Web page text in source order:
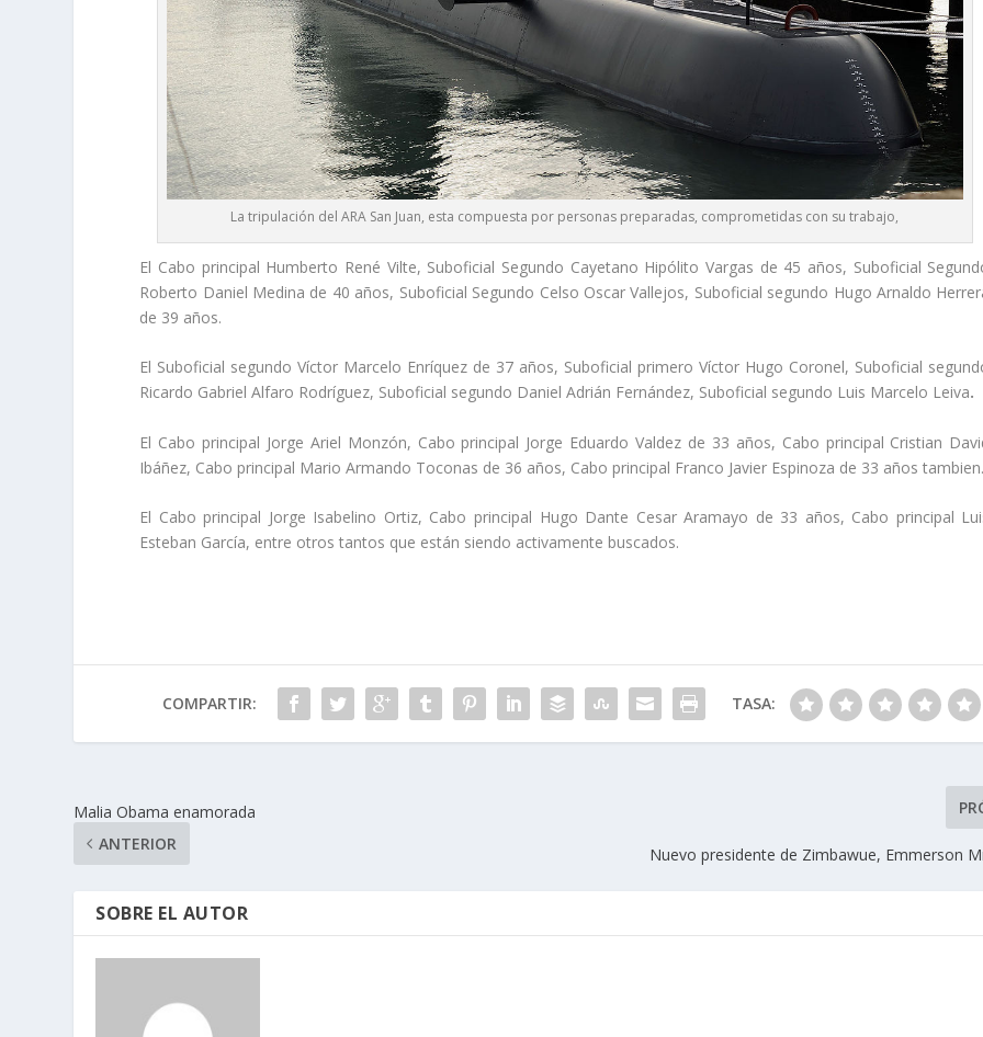
La tripulación del ARA San Juan, esta compuesta por personas preparadas, comprometidas con su trabajo,
El Cabo principal Humberto René Vilte, Suboficial Segundo Cayetano Hipólito Vargas de 45 años, Suboficial
Roberto Daniel Medina de 40 años, Suboficial Segundo Celso Oscar Vallejos, Suboficial segundo Hugo Arnaldo
de 39 años.
El Suboficial segundo Víctor Marcelo Enríquez de 37 años, Suboficial primero Víctor Hugo Coronel, Suboficial
Ricardo Gabriel Alfaro Rodríguez, Suboficial segundo Daniel Adrián Fernández, Suboficial segundo Luis Marcelo Leiva.
El Cabo principal Jorge Ariel Monzón, Cabo principal Jorge Eduardo Valdez de 33 años, Cabo principal Cristian
Ibáñez, Cabo principal Mario Armando Toconas de 36 años, Cabo principal Franco Javier Espinoza de 33 años
El Cabo principal Jorge Isabelino Ortiz, Cabo principal Hugo Dante Cesar Aramayo de 33 años, Cabo principal
Esteban García, entre otros tantos que están siendo activamente buscados.
COMPARTIR: TASA:
Malia Obama enamorada
ANTERIOR
Nuevo presidente de Zimbawue, Emmerson
SOBRE EL AUTOR